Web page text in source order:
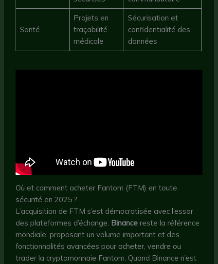
Santé
Projets en
traçabilité
médicale
Sécurisation et
confidentialité des
données
Où et comment acheter Fantom (FTM) en toute
sécurité en 2025 ?
L’acquisition de FTM s’est démocratisée avec l’essor
des plateformes d’échange. Binance reste la référence
mondiale, proposant un volume important et des
fonctionnalités avancées pour acheter, vendre ou
trader la cryptomonnaie Fantom. Quand Binance n’est